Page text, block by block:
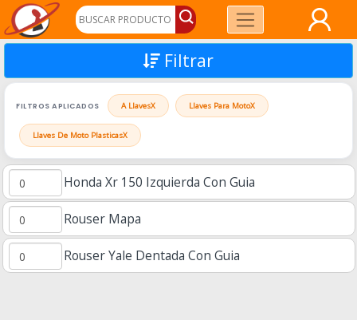
Filtrar
FILTROS APLICADOS A LlavesX Llaves Para MotoX
Llaves De Moto PlasticasX
Honda Xr 150 Izquierda Con Guia
Rouser Mapa
Rouser Yale Dentada Con Guia